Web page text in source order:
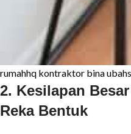
rumahhq kontraktor bina
2. Kesilapan
Reka Bentuk